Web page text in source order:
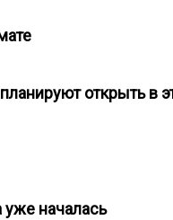
открыть в
уже началась